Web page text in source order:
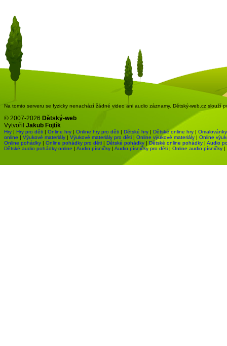
Na tomto serveru se fyzicky nenachází žádné video ani audio záznamy. Dětský-web.cz slouží
© 2007-2026 Dětský-web
Vytvořil Jakub Fojtík
Hry | Hry pro děti | Online hry | Online hry pro děti | Dětské hry | Dětské online hry | Omalovánky
online | Výukové materiály | Výukové materiály pro děti | Online výukové materiály | Online
Online pohádky | Online pohádky pro děti | Dětské pohádky | Dětské online pohádky | Audio
Dětské audio pohádky online | Audio písničky | Audio písničky pro děti | Online audio písničky |